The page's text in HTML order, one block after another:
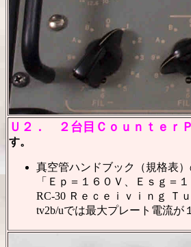
Ｕ２． ２台目Ｃｏｕｎｔｅ
す。
真空管ハンドブック（規格表
「Ｅｐ＝１６０Ｖ、Ｅｓｇ＝
RC-30 Ｒｅｃｅｉｖｉｎｇ Ｔ
tv2b/uでは最大プレー